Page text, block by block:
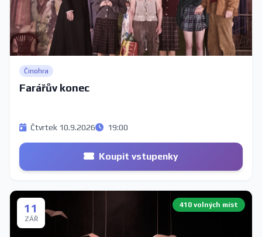
Činohra
Farářův konec
Čtvrtek 10.9.2026 19:00
Koupit vstupenky
11
ZÁŘ
410 volných míst